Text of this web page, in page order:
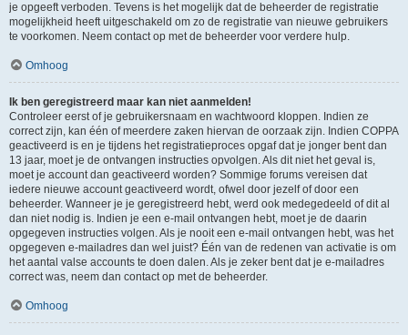
je opgeeft verboden. Tevens is het mogelijk dat de beheerder de registratie
mogelijkheid heeft uitgeschakeld om zo de registratie van nieuwe gebruikers
te voorkomen. Neem contact op met de beheerder voor verdere hulp.
Omhoog
Ik ben geregistreerd maar kan niet aanmelden!
Controleer eerst of je gebruikersnaam en wachtwoord kloppen. Indien ze
correct zijn, kan één of meerdere zaken hiervan de oorzaak zijn. Indien COPPA
geactiveerd is en je tijdens het registratieproces opgaf dat je jonger bent dan
13 jaar, moet je de ontvangen instructies opvolgen. Als dit niet het geval is,
moet je account dan geactiveerd worden? Sommige forums vereisen dat
iedere nieuwe account geactiveerd wordt, ofwel door jezelf of door een
beheerder. Wanneer je je geregistreerd hebt, werd ook medegedeeld of dit al
dan niet nodig is. Indien je een e-mail ontvangen hebt, moet je de daarin
opgegeven instructies volgen. Als je nooit een e-mail ontvangen hebt, was het
opgegeven e-mailadres dan wel juist? Één van de redenen van activatie is om
het aantal valse accounts te doen dalen. Als je zeker bent dat je e-mailadres
correct was, neem dan contact op met de beheerder.
Omhoog